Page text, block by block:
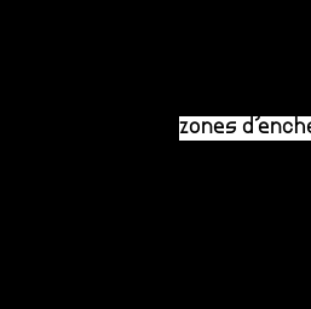
zones